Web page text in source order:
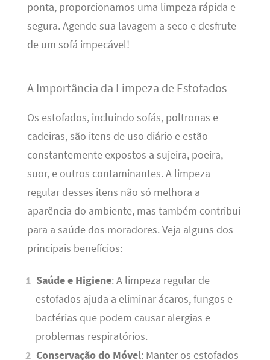
ponta, proporcionamos uma limpeza rápida e
segura. Agende sua lavagem a seco e desfrute
de um sofá impecável!
A Importância da Limpeza de Estofados
Os estofados, incluindo sofás, poltronas e
cadeiras, são itens de uso diário e estão
constantemente expostos a sujeira, poeira,
suor, e outros contaminantes. A limpeza
regular desses itens não só melhora a
aparência do ambiente, mas também contribui
para a saúde dos moradores. Veja alguns dos
principais benefícios:
Saúde e Higiene: A limpeza regular de
estofados ajuda a eliminar ácaros, fungos e
bactérias que podem causar alergias e
problemas respiratórios.
Conservação do Móvel: Manter os estofados